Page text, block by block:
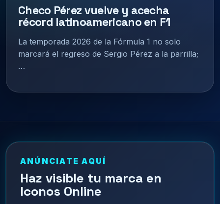
Checo Pérez vuelve y acecha
récord latinoamericano en F1
La temporada 2026 de la Fórmula 1 no solo
marcará el regreso de Sergio Pérez a la parrilla;
…
ANÚNCIATE AQUÍ
Haz visible tu marca en
Iconos Online